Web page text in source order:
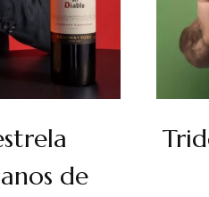
de